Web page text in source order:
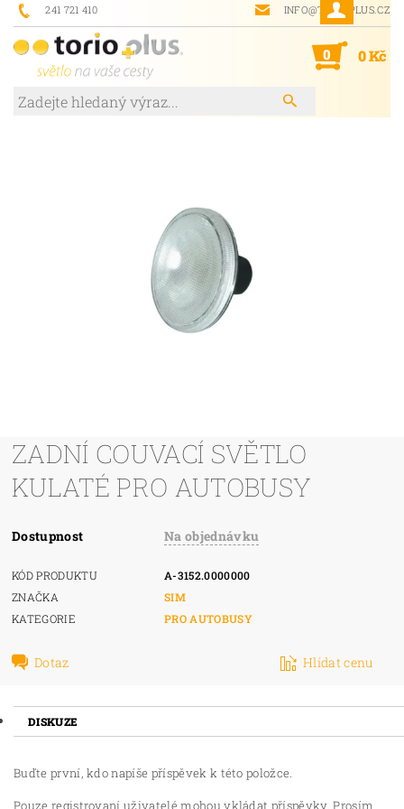
241 721 410 INFO@TORIOPLUS.CZ
0 0 Kč
ZADNÍ COUVACÍ SVĚTLO
KULATÉ PRO AUTOBUSY
Dostupnost Na objednávku
KÓD PRODUKTU
A-3152.0000000
ZNAČKA
SIM
KATEGORIE
PRO AUTOBUSY
Dotaz Hlídat cenu
DISKUZE
Buďte první, kdo napíše příspěvek k této položce.
Pouze registrovaní uživatelé mohou vkládat příspěvky. Prosím